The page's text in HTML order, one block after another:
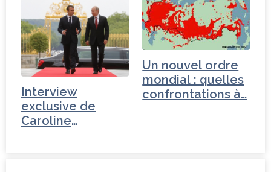
Interview
exclusive de
Caroline
Un nouvel ordre
mondial : quelles
confrontations à…